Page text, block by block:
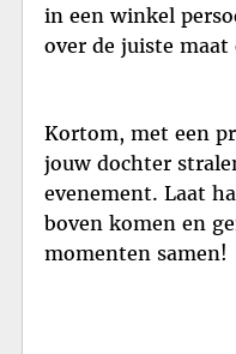
in een winkel
over de juiste maat
Kortom, met een
jouw dochter
evenement. Laat
boven komen en
momenten samen!